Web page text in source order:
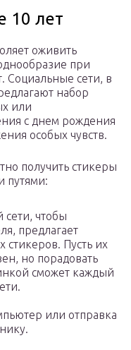
10 лет
оживить
при
Социальные сети, в
набор
или
с днем рождения
особых чувств.
получить стикеры
путями:
сети, чтобы
предлагает
Пусть их
но порадовать
сможет каждый
или отправка